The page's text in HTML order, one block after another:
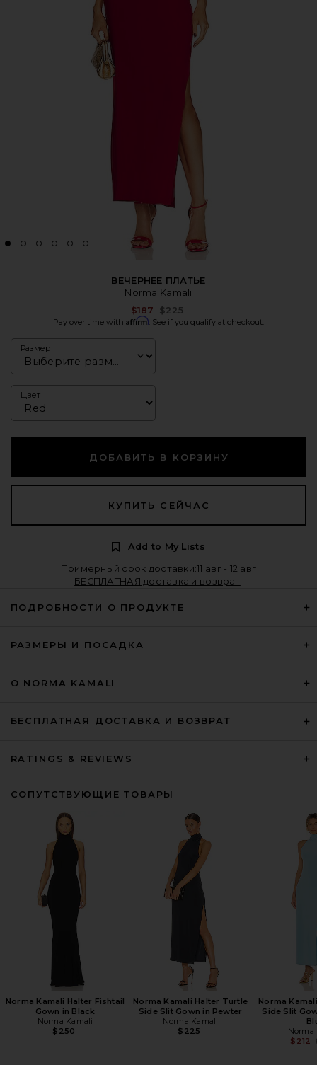
ВЕЧЕРНЕЕ ПЛАТЬЕ
Norma Kamali
$187 Previous price:
$225
Pay over time with Affirm . See if you qualify at checkout.
Размер
Цвет
ДОБАВИТЬ В КОРЗИНУ
КУПИТЬ СЕЙЧАС
Add to My Lists
Примерный срок доставки:11 авг - 12 авг
БЕСПЛАТНАЯ доставка и возврат
ПОДРОБНОСТИ О ПРОДУКТЕ
РАЗМЕРЫ И ПОСАДКА
О NORMA KAMALI
БЕСПЛАТНАЯ ДОСТАВКА И ВОЗВРАТ
RATINGS & REVIEWS
СОПУТСТВУЮЩИЕ ТОВАРЫ
Norma Kamali Halter Fishtail
Gown in Black
Norma Kamali
$250
Norma Kamali Halter Turtle
Side Slit Gown in Pewter
Norma Kamali
$225
Norma
Side Slit
Norma
$212